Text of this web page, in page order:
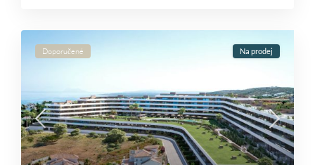
Doporučené Na prodej